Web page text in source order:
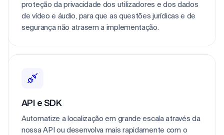
proteção da privacidade dos utilizadores e dos dados
de vídeo e áudio, para que as questões jurídicas e de
segurança não atrasem a implementação.
API e SDK
Automatize a localização em grande escala através da
nossa API ou desenvolva mais rapidamente com o